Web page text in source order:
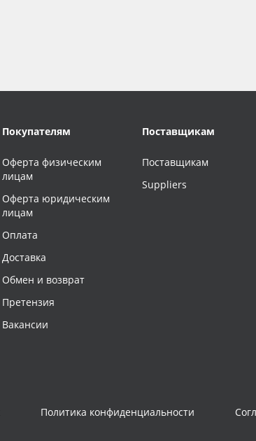
Покупателям
Оферта физическим
лицам
Оферта юридическим
лицам
Оплата
Доставка
Обмен и возврат
Претензия
Вакансии
Поставщикам
Поставщикам
Suppliers
Политика конфиденциальности